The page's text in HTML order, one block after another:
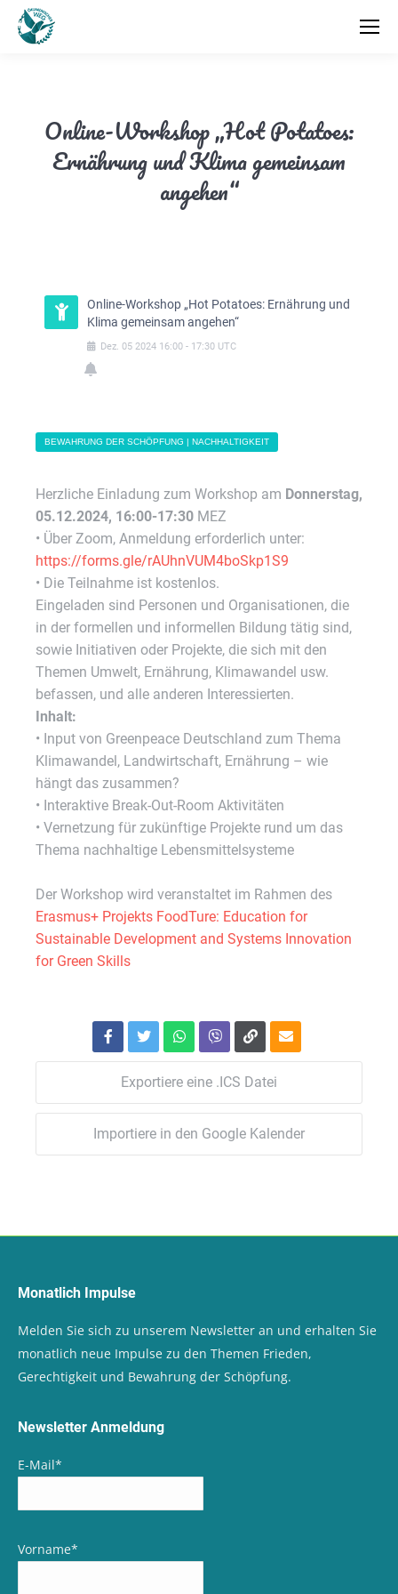
Online-Workshop „Hot Potatoes:
Ernährung und Klima gemeinsam
angehen“
Online-Workshop „Hot Potatoes: Ernährung und
Klima gemeinsam angehen“
Dez. 05 2024 16:00 - 17:30 UTC
BEWAHRUNG DER SCHÖPFUNG | NACHHALTIGKEIT
Herzliche Einladung zum Workshop am Donnerstag,
05.12.2024, 16:00-17:30 MEZ
• Über Zoom, Anmeldung erforderlich unter:
https://forms.gle/rAUhnVUM4boSkp1S9
• Die Teilnahme ist kostenlos.
Eingeladen sind Personen und Organisationen, die
in der formellen und informellen Bildung tätig sind,
sowie Initiativen oder Projekte, die sich mit den
Themen Umwelt, Ernährung, Klimawandel usw.
befassen, und alle anderen Interessierten.
Inhalt:
• Input von Greenpeace Deutschland zum Thema
Klimawandel, Landwirtschaft, Ernährung – wie
hängt das zusammen?
• Interaktive Break-Out-Room Aktivitäten
• Vernetzung für zukünftige Projekte rund um das
Thema nachhaltige Lebensmittelsysteme
Der Workshop wird veranstaltet im Rahmen des
Erasmus+ Projekts FoodTure: Education for
Sustainable Development and Systems Innovation
for Green Skills
Exportiere eine .ICS Datei
Importiere in den Google Kalender
Monatlich Impulse
Melden Sie sich zu unserem Newsletter an und erhalten Sie
monatlich neue Impulse zu den Themen Frieden,
Gerechtigkeit und Bewahrung der Schöpfung.
Newsletter Anmeldung
E-Mail*
Vorname*